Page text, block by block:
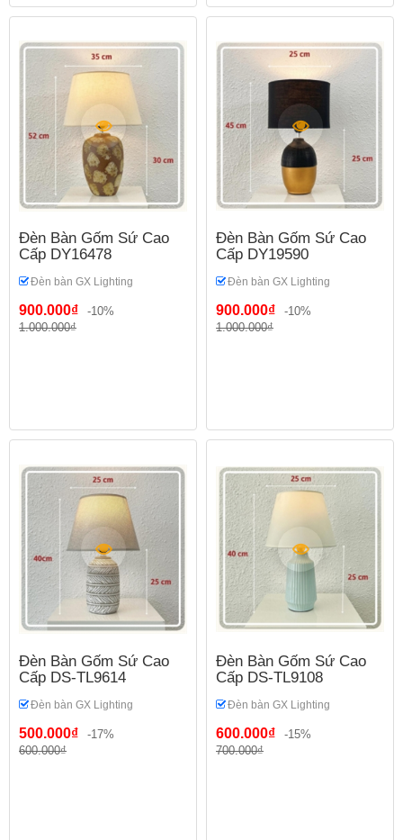
Đèn Bàn Gốm Sứ Cao
Cấp DY16478
Đèn bàn GX Lighting
900.000₫
-10%
1.000.000₫
Đèn Bàn Gốm Sứ Cao
Cấp DY19590
Đèn bàn GX Lighting
900.000₫
-10%
1.000.000₫
Đèn Bàn Gốm Sứ Cao
Cấp DS-TL9614
Đèn bàn GX Lighting
500.000₫
-17%
600.000₫
Đèn Bàn Gốm Sứ Cao
Cấp DS-TL9108
Đèn bàn GX Lighting
600.000₫
-15%
700.000₫